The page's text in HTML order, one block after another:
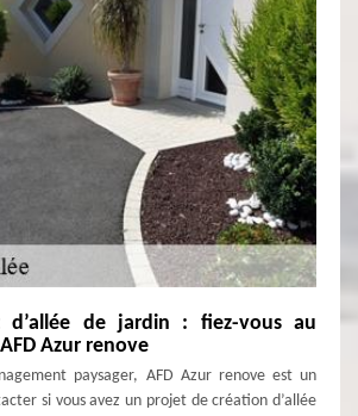
d’allée de jardin : fiez-vous au
Azur renove
paysager, AFD Azur renove est un
si vous avez un projet de création d’allée